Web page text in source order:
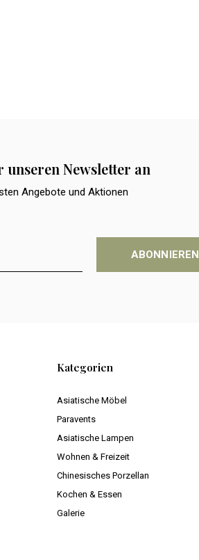
unseren Newsletter an
Angebote und Aktionen
ABONNIEREN
Kategorien
Asiatische Möbel
Paravents
Asiatische Lampen
Wohnen & Freizeit
Chinesisches Porzellan
Kochen & Essen
Galerie